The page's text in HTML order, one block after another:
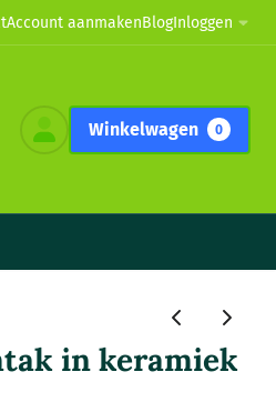
Account aanmakenBlogInloggen
Winkelwagen 0
in keramiek